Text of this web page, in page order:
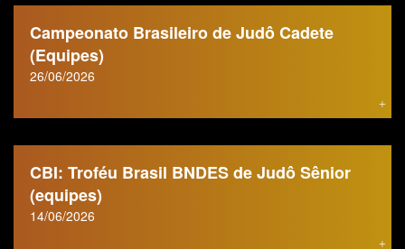
Campeonato Brasileiro de Judô Cadete
(Equipes)
26/06/2026
CBI: Troféu Brasil BNDES de Judô Sênior
(equipes)
14/06/2026